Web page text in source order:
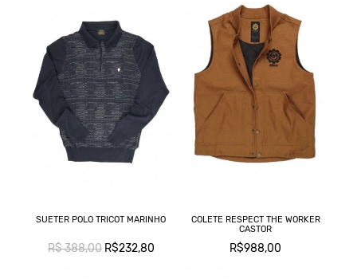
SUETER POLO TRICOT MARINHO
R$ 388,00R$232,80
COLETE RESPECT THE WORKER
CASTOR
R$988,00